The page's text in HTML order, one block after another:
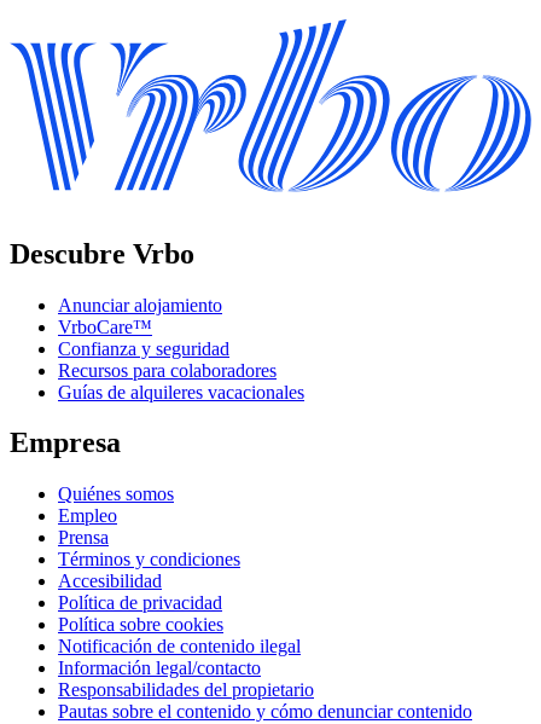
Descubre Vrbo
Anunciar alojamiento
VrboCare™
Confianza y seguridad
Recursos para colaboradores
Guías de alquileres vacacionales
Empresa
Quiénes somos
Empleo
Prensa
Términos y condiciones
Accesibilidad
Política de privacidad
Política sobre cookies
Notificación de contenido ilegal
Información legal/contacto
Responsabilidades del propietario
Pautas sobre el contenido y cómo denunciar contenido